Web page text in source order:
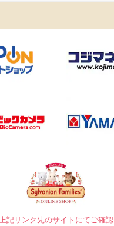
記リンク先のサイトにてご確